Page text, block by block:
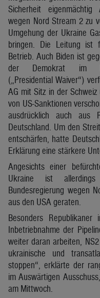
Sicherheit eigenmächtig
wegen Nord Stream 2 zu
Umgehung der Ukraine
bringen. Die Leitung ist
Betrieb. Auch Biden ist
der Demokrat im
(„Presidential Waiver“)
AG mit Sitz in der
von US-Sanktionen
ausdrücklich auch aus
Deutschland. Um den
entschärfen, hatte
Erklärung eine stärkere
Angesichts einer
Ukraine ist
Bundesregierung wegen
aus den USA geraten.
Besonders
Inbetriebnahme der
weiter daran arbeiten,
ukrainische und
stoppen“, erklärte der
im Auswärtigen
am Mittwoch.